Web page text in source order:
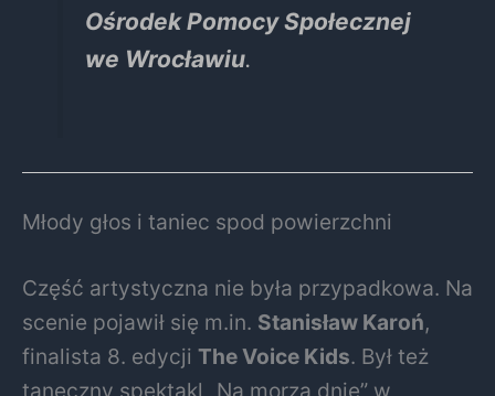
Ośrodek Pomocy Społecznej
we Wrocławiu.
Młody głos i taniec spod powierzchni
Część artystyczna nie była przypadkowa. Na
scenie pojawił się m.in. Stanisław Karoń,
finalista 8. edycji The Voice Kids. Był też
taneczny spektakl „Na morza dnie” w